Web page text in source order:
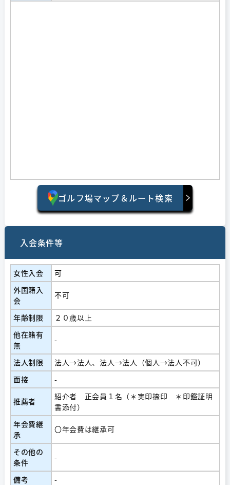
ゴルフ場マップ＆ルート検索
入会条件等
女性入会
可
外国籍入
会
不可
年齢制限
２０歳以上
他在籍有
無
-
法人制限
法人→法人、法人→法人（個人→法人不可）
面接
-
推薦者
紹介者 正会員１名（＊実印捺印 ＊印鑑証明
書添付）
年会費継
承
〇年会費は継承可
その他の
条件
-
備考 -